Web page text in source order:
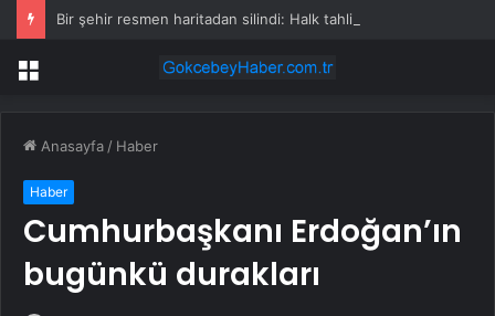
Bir şehir resmen haritadan silindi: Halk tahliye edildi
Menü
Anasayfa / Haber
Haber
Cumhurbaşkanı Erdoğan’ın
bugünkü durakları